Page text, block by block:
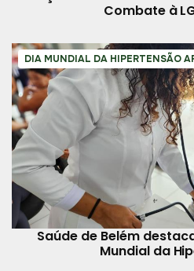
Combate à
DIA MUNDIAL DA HIPERTENSÃO
Saúde de Belém
Mundial da